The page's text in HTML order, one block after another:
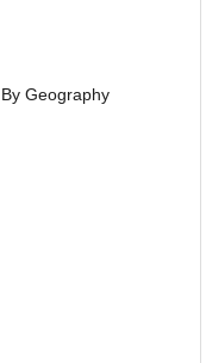
Geography